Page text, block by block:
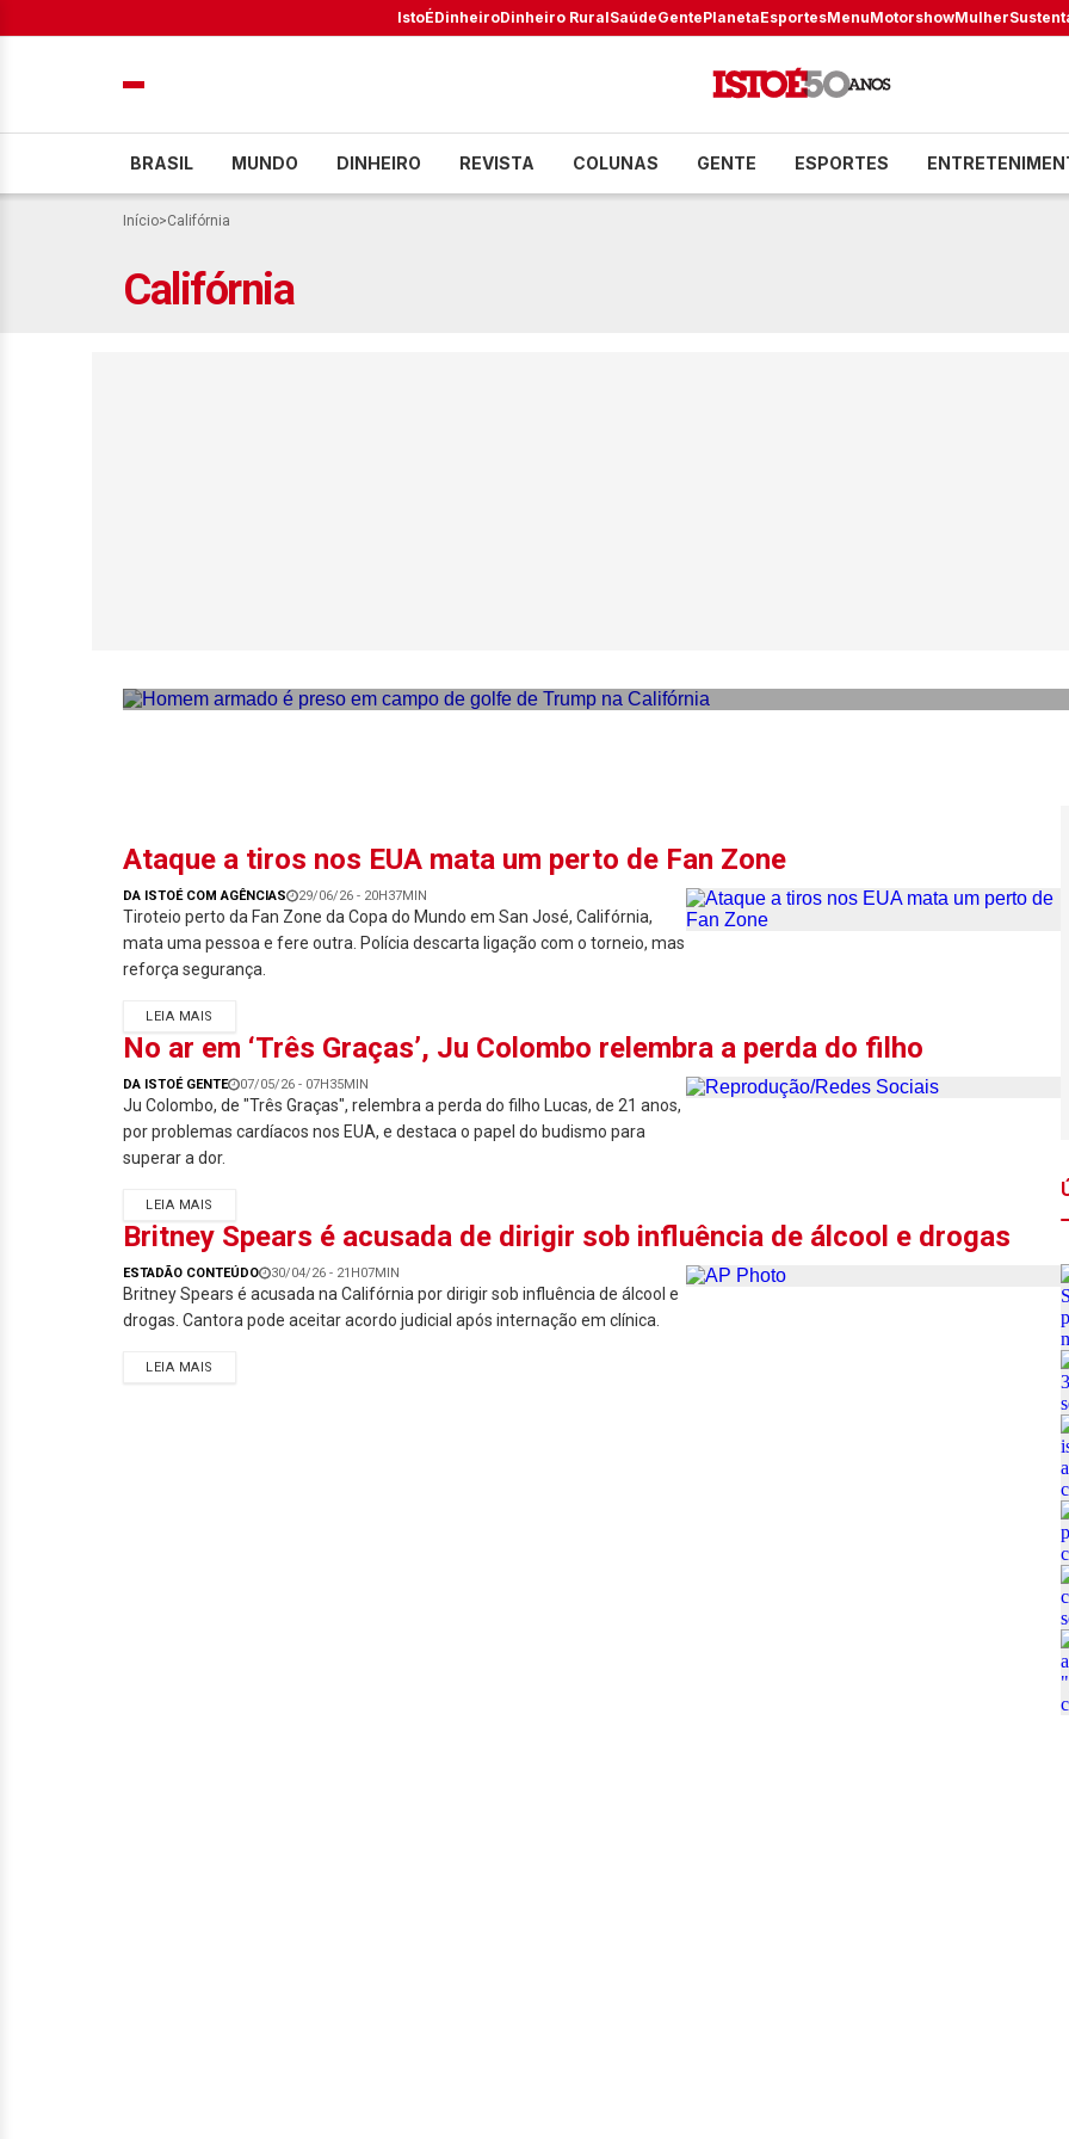
IstoÉDinheiroDinheiro RuralSaúdeGentePlanetaEsportesMenuMotorshowMulher
BRASIL MUNDO DINHEIRO REVISTA COLUNAS GENTE ESPORTES
Início>Califórnia
Califórnia
Ataque a tiros nos EUA mata um perto de Fan Zone
DA ISTOÉ COM AGÊNCIAS 29/06/26 - 20H37MIN
Tiroteio perto da Fan Zone da Copa do Mundo em San José, Califórnia,
mata uma pessoa e fere outra. Polícia descarta ligação com o torneio, mas
reforça segurança.
LEIA MAIS
No ar em ‘Três Graças’, Ju Colombo relembra a perda do filho
DA ISTOÉ GENTE 07/05/26 - 07H35MIN
Ju Colombo, de "Três Graças", relembra a perda do filho Lucas, de 21 anos,
por problemas cardíacos nos EUA, e destaca o papel do budismo para
superar a dor.
LEIA MAIS
Britney Spears é acusada de dirigir sob influência de álcool e drogas
ESTADÃO CONTEÚDO 30/04/26 - 21H07MIN
Britney Spears é acusada na Califórnia por dirigir sob influência de álcool e
drogas. Cantora pode aceitar acordo judicial após internação em clínica.
LEIA MAIS